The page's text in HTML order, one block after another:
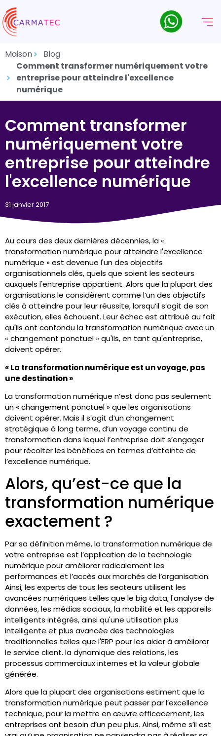
Maison
Blog
Comment transformer numériquement votre
entreprise pour atteindre l'excellence
numérique
Comment transformer
numériquement votre
entreprise pour atteindre
l'excellence numérique
31 janvier 2017
Au cours des deux dernières décennies, la «
transformation numérique pour atteindre l'excellence
numérique » est devenue l'un des objectifs
organisationnels clés, quels que soient les secteurs
auxquels l'entreprise appartient. Alors que la plupart des
organisations le considèrent comme l’un des objectifs
clés à atteindre pour leur réussite, lorsqu’il s’agit de son
exécution, elles échouent. Leur échec est attribué au fait
qu'ils ont confondu la transformation numérique avec un
« changement ponctuel » qu'ils, en tant qu'entreprise,
doivent opérer.
« La transformation numérique est un voyage, pas
une destination »
La transformation numérique n’est donc pas seulement
un « changement ponctuel » que les organisations
doivent opérer. Mais il s’agit d’un changement
stratégique à long terme, d’un voyage continu de
transformation dans lequel l’entreprise doit s’engager
pour récolter les bénéfices en termes d’atteinte de
l’excellence numérique.
Alors, qu’est-ce que la
transformation numérique
exactement ?
Par sa définition même, la transformation numérique de
votre entreprise est l’application de la technologie
numérique pour améliorer radicalement les
performances et l’accès aux marchés de l’organisation.
Ainsi, les experts de tous les secteurs utilisent les
avancées numériques telles que le big data, l'analyse de
données, les médias sociaux, la mobilité et les appareils
intelligents intégrés, ainsi qu'une utilisation plus
intelligente et plus avancée des technologies
traditionnelles telles que l'ERP pour les aider à améliorer
le service client. la dynamique des relations, les
processus commerciaux internes et la valeur globale
générée.
Alors que la plupart des organisations estiment que la
transformation numérique peut passer par l’excellence
technique, pour la mettre en œuvre efficacement, les
entreprises ont besoin d’un peu plus. Ainsi, même s’il est